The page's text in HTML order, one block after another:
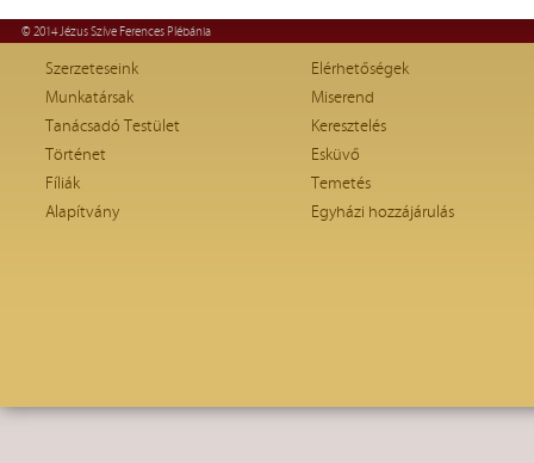
© 2014 Jézus Szíve Ferences Plébánia
Szerzeteseink
Munkatársak
Tanácsadó Testület
Történet
Fíliák
Alapítvány
Elérhetőségek
Miserend
Keresztelés
Esküvő
Temetés
Egyházi hozzájárulás